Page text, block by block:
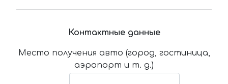
Контактные данные
Место получения авто (город, гостиница,
аэропорт и т. д.)